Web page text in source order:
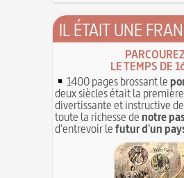
IL ÉTAIT UNE
LE TEMPS DE
1400 pages brossant le
deux siècles était la
divertissante et instructive
toute la richesse denotre
d'entrevoir lefutur d'un